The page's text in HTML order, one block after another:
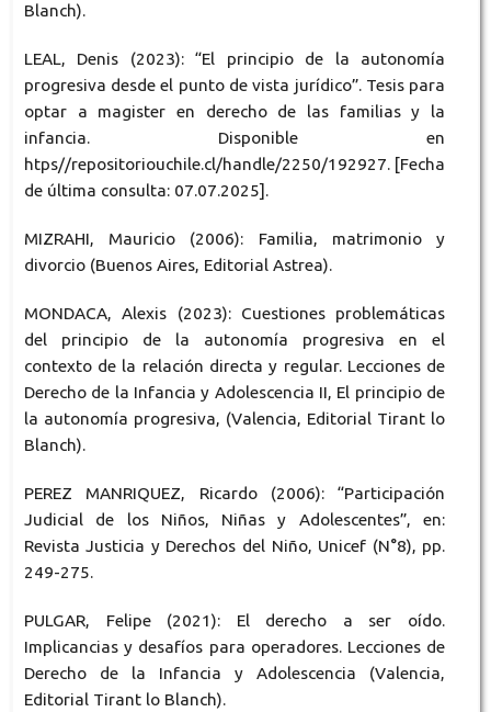
Blanch).
LEAL, Denis (2023): “El principio de la autonomía
progresiva desde el punto de vista jurídico”. Tesis para
optar a magister en derecho de las familias y la
infancia. Disponible en
htps//repositoriouchile.cl/handle/2250/192927. [Fecha
de última consulta: 07.07.2025].
MIZRAHI, Mauricio (2006): Familia, matrimonio y
divorcio (Buenos Aires, Editorial Astrea).
MONDACA, Alexis (2023): Cuestiones problemáticas
del principio de la autonomía progresiva en el
contexto de la relación directa y regular. Lecciones de
Derecho de la Infancia y Adolescencia II, El principio de
la autonomía progresiva, (Valencia, Editorial Tirant lo
Blanch).
PEREZ MANRIQUEZ, Ricardo (2006): “Participación
Judicial de los Niños, Niñas y Adolescentes”, en:
Revista Justicia y Derechos del Niño, Unicef (N°8), pp.
249-275.
PULGAR, Felipe (2021): El derecho a ser oído.
Implicancias y desafíos para operadores. Lecciones de
Derecho de la Infancia y Adolescencia (Valencia,
Editorial Tirant lo Blanch).